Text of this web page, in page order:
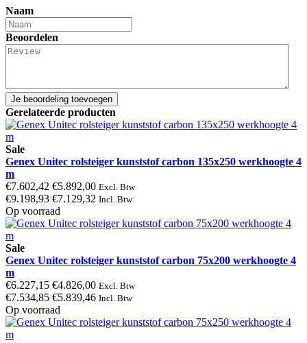
Naam
Beoordelen
Je beoordeling toevoegen
Gerelateerde producten
Sale
Genex Unitec rolsteiger kunststof carbon 135x250 werkhoogte 4
m
€7.602,42 €5.892,00 Excl. Btw
€9.198,93 €7.129,32 Incl. Btw
Op voorraad
Sale
Genex Unitec rolsteiger kunststof carbon 75x200 werkhoogte 4
m
€6.227,15 €4.826,00 Excl. Btw
€7.534,85 €5.839,46 Incl. Btw
Op voorraad